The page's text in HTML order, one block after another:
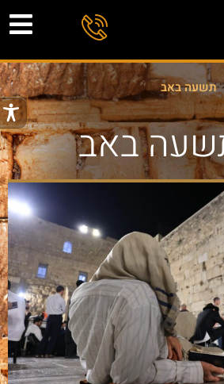
תשעה באב
באב